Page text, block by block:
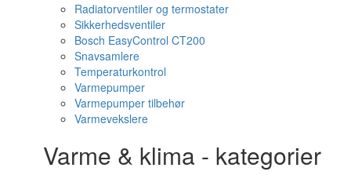
Radiatorventiler og termostater
Sikkerhedsventiler
Bosch EasyControl CT200
Snavsamlere
Temperaturkontrol
Varmepumper
Varmepumper tilbehør
Varmevekslere
Varme & klima - kategorier